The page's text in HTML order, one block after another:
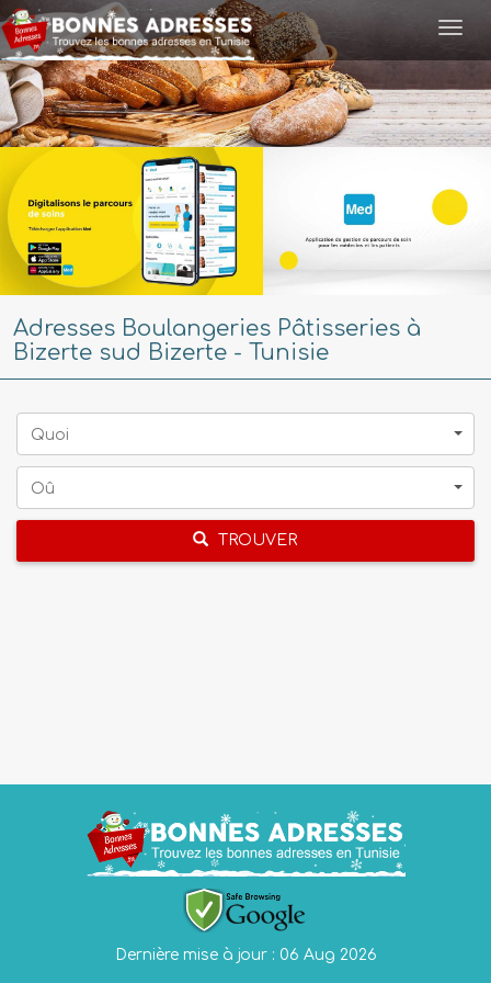
Adresses Boulangeries Pâtisseries à
Bizerte sud Bizerte - Tunisie
Quoi
Oû
TROUVER
Dernière mise à jour : 06 Aug 2026